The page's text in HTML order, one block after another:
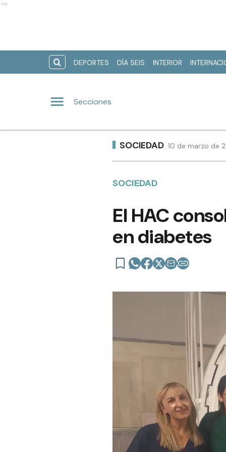
Ads
DEPORTES DÍA SEIS INTERIOR
Secciones
SOCIEDAD 10 de marzo de
SOCIEDAD
El HAC
en diabetes